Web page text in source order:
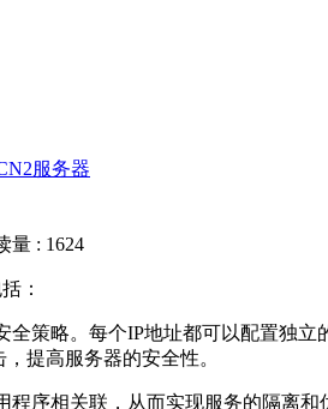
服务器
量 : 1624
：
略。每个IP地址都可以配置独立
提高服务器的安全性。
相关联，从而实现服务的隔离